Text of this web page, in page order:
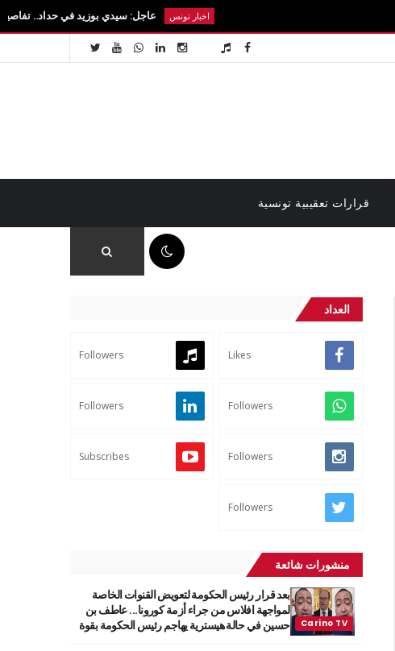
عاجل: سيدي بوزيد في حداد.. تفاصيل رحيل
قرارات تعقيبية تونسية
العداد
Likes
Followers
Followers
Followers
Followers
Subscribes
Followers
منشورات شائعة
بعد قرار رئيس الحكومة لتعويض القنوات الخاصة
لمواجهة افلاس من جراء أزمة كورونا... عاطف بن
حسين في حالة هيسترية يهاجم رئيس الحكومة بقوة